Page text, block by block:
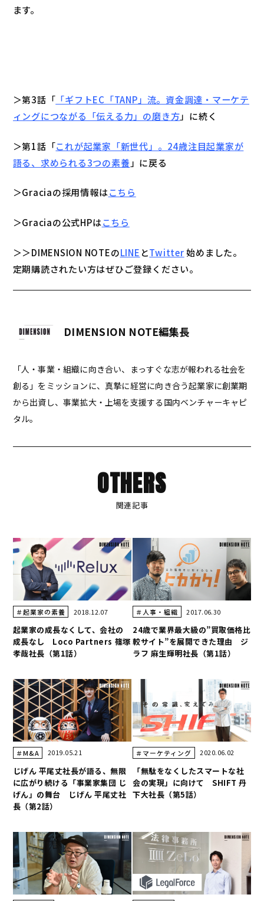
ます。
＞第3話「 「ギフトEC「TANP」流。資金調達・マーケテ
ィングにつながる「伝える力」の磨き方」に続く
＞第1話「これが起業家「新世代」。24歳注目起業家が
語る、求められる3つの素養 」に戻る
＞Graciaの採用情報はこちら
＞Graciaの公式HPはこちら
＞＞DIMENSION NOTEのLINE とTwitter始めました。
定期購読されたい方はぜひご登録ください。
DIMENSION NOTE編集長
「人・事業・組織に向き合い、まっすぐな志が報われる社会を
創る」をミッションに、真摯に経営に向き合う起業家に創業期
から出資し、事業拡大・上場を支援する国内ベンチャーキャピ
タル。
OTHERS
関連記事
＃起業家の素養 2018.12.07
起業家の成長なくして、会社の
成長なし Loco Partners 篠塚
孝哉社長（第1話）
＃人事・組織 2017.06.30
24歳で業界最大級の”買取価格比
較サイト”を展開できた理由 ジ
ラフ 麻生輝明社長（第1話）
＃M&A 2019.05.21
じげん 平尾丈社長が語る、無限
に広がり続ける「事業家集団 じ
げん」の舞台 じげん 平尾丈社
長（第2話）
＃マーケティング 2020.06.02
「無駄をなくしたスマートな社
会の実現」に向けて SHIFT 丹
下大社長（第5話）